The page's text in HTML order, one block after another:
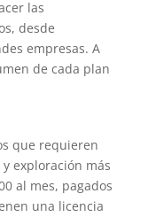
las
desde
empresas. A
de cada plan
que requieren
exploración más
al mes, pagados
una licencia